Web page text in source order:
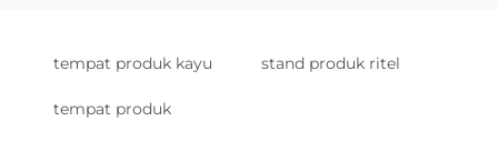
tempat produk kayu stand produk ritel
tempat produk